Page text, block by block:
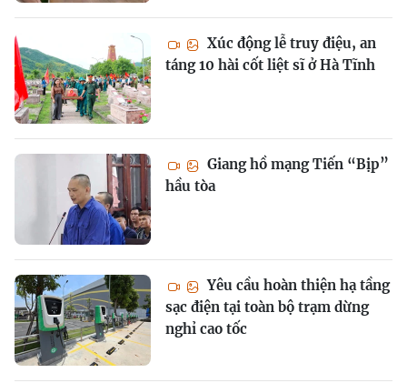
Xúc động lễ truy điệu, an
táng 10 hài cốt liệt sĩ ở Hà Tĩnh
Giang hồ mạng Tiến “Bịp”
hầu tòa
Yêu cầu hoàn thiện hạ tầng
sạc điện tại toàn bộ trạm dừng
nghỉ cao tốc